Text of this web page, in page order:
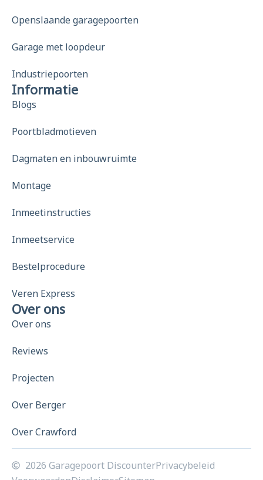
Openslaande garagepoorten
Garage met loopdeur
Industriepoorten
Informatie
Blogs
Poortbladmotieven
Dagmaten en inbouwruimte
Montage
Inmeetinstructies
Inmeetservice
Bestelprocedure
Veren Express
Over ons
Over ons
Reviews
Projecten
Over Berger
Over Crawford
2026 Garagepoort DiscounterPrivacybeleid